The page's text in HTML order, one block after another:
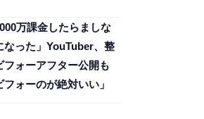
万課金したらましな
なった」YouTuber、整
フォーアフター公開も
フォーのが絶対いい」